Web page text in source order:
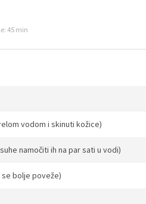
45 min
vodom i skinuti kožice)
namočiti ih na par sati u vodi)
bolje poveže)